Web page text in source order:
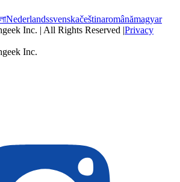
Nederlandssvenskačeštinaromânămagyar
Inc. | All Rights Reserved |Privacy
Inc.